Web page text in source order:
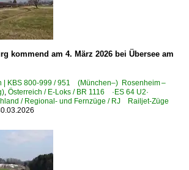
- Anders gesehen
und Kokszüge
Sattelauflieger-Züge
Landstraße 'RoLa'
| Steuerwagen
Steuerwagen 80-90, 80-91 Viaggio
kommend am 4. März 2026 bei Übersee am
| KBS 800-999 / 951 (München–) Rosenheim –
, Österreich / E-Loks / BR 1116 ·ES 64 U2·
/ Regional- und Fernzüge / RJ Railjet-Züge